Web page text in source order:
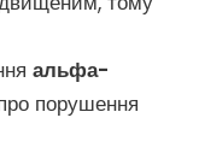
альфа-
порушення